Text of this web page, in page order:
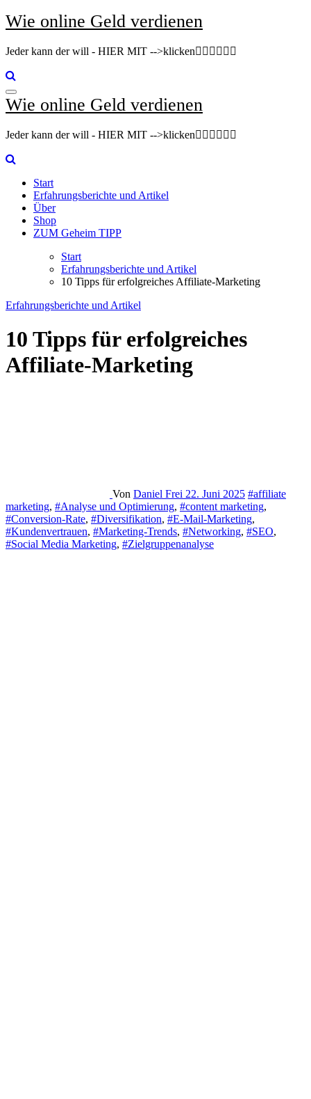
Zum
Inhalt
Wie online Geld verdienen
Jeder kann der will - HIER MIT -->klicken👇🏽👇🏽👇🏽
Wie online Geld verdienen
Jeder kann der will - HIER MIT -->klicken👇🏽👇🏽👇🏽
Start
Erfahrungsberichte und Artikel
Über
Shop
ZUM Geheim TIPP
Start
Erfahrungsberichte und Artikel
10 Tipps für erfolgreiches Affiliate-Marketing
Erfahrungsberichte und Artikel
10 Tipps für erfolgreiches
Affiliate-Marketing
Von Daniel Frei 22. Juni 2025 #affiliate
marketing, #Analyse und Optimierung, #content marketing,
#Conversion-Rate, #Diversifikation, #E-Mail-Marketing,
#Kundenvertrauen, #Marketing-Trends, #Networking, #SEO,
#Social Media Marketing, #Zielgruppenanalyse